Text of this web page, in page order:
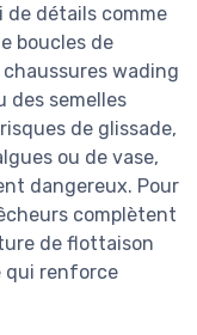
de détails comme
boucles de
wading
des semelles
de glissade,
ou de vase,
dangereux. Pour
complètent
de flottaison
qui renforce